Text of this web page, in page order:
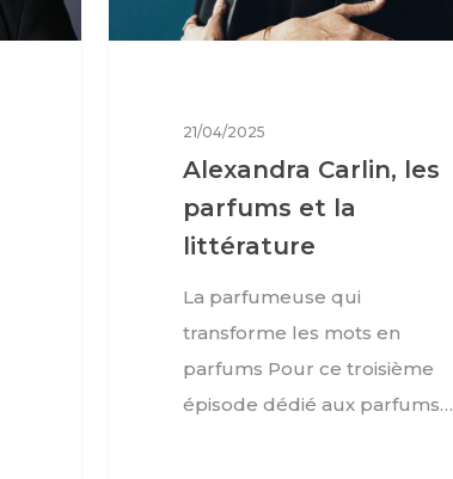
21/04/2025
Alexandra Carlin, les
parfums et la
littérature
La parfumeuse qui
transforme les mots en
parfums Pour ce troisième
épisode dédié aux parfums…